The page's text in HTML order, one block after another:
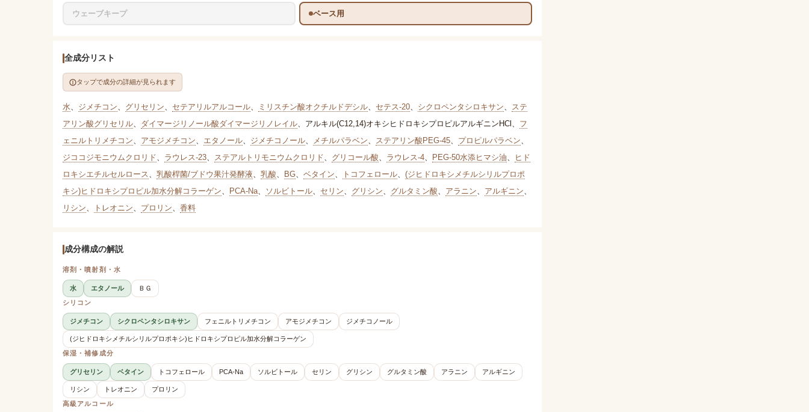
ウェーブキープ ベース用
全成分リスト
タップで成分の詳細が見られます
水、 ジメチコン、 グリセリン、 セテアリルアルコール、 ミリスチン酸オクチルドデシル、 セテス-20、 シクロペンタシロキサン、 ステ
アリン酸グリセリル、 ダイマージリノール酸ダイマージリノレイル、 アルキル(C12,14)オキシヒドロキシプロピルアルギニンHCl 、 フ
ェニルトリメチコン、 アモジメチコン、 エタノール、 ジメチコノール、 メチルパラベン、 ステアリン酸PEG-45、 プロピルパラベン、
ジココジモニウムクロリド、 ラウレス-23、 ステアルトリモニウムクロリド、 グリコール酸、 ラウレス-4、 PEG-50水添ヒマシ油、
ヒド
ロキシエチルセルロース、 乳酸桿菌/ブドウ果汁発酵液、 乳酸、 BG、 ベタイン、 トコフェロール、 (ジヒドロキシメチルシリルプロポ
キシ)ヒドロキシプロピル加水分解コラーゲン、 PCA-Na、 ソルビトール、 セリン、 グリシン、 グルタミン酸、 アラニン、 アルギニン、
リシン、 トレオニン、 プロリン、 香料
成分構成の解説
溶剤・噴射剤・水
水 エタノール
ＢＧ
シリコン
ジメチコン シクロペンタシロキサン フェニルトリメチコン アモジメチコン ジメチコノール
(ジヒドロキシメチルシリルプロポキシ)ヒドロキシプロピル加水分解コラーゲン
保湿・補修成分
グリセリン ベタイン トコフェロール PCA-Na ソルビトール セリン グリシン グルタミン酸 アラニン アルギニン
リシン トレオニン
プロリン
高級アルコール